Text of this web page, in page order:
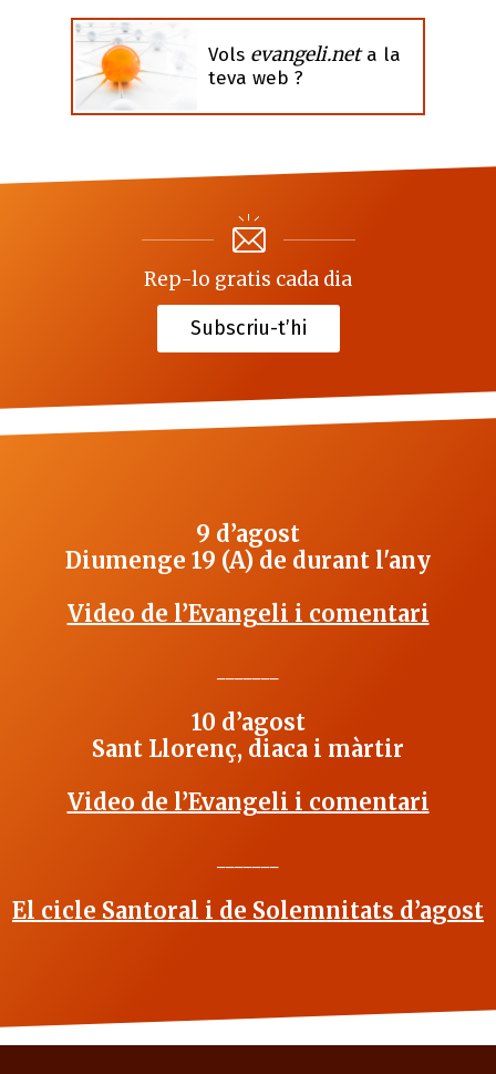
Vols evangeli.neta la
teva web ?
Rep-lo gratis cada dia
Subscriu-t’hi
9 d’agost
Diumenge 19 (A) de durant l'any
Video de l’Evangeli i comentari
10 d’agost
Sant Llorenç, diaca i màrtir
Video de l’Evangeli i comentari
El cicle Santoral i de Solemnitats d’agost